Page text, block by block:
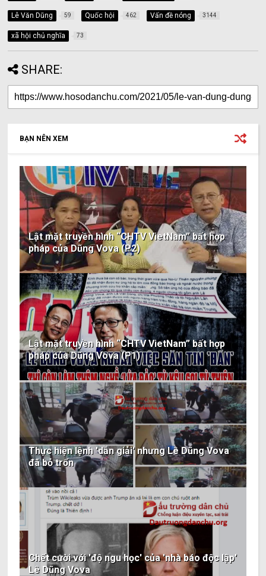
Lê Văn Dũng 59 Quốc hội 462 Vấn đề nóng 3144
xã hội chủ nghĩa 73
SHARE:
BẠN NÊN XEM
Lật mặt truyền hình “CHTV VietNam” bất hợp
pháp của Dũng Vova (P2)
Lật mặt truyền hình “CHTV VietNam” bất hợp
pháp của Dũng Vova (P1)
Thực hiện lệnh 'dẫn giải' nhưng Lê Dũng Vova
đã bỏ trốn
Chết cười với 'độ ngu học' của 'nhà báo độc lập'
Lê Dũng Vova